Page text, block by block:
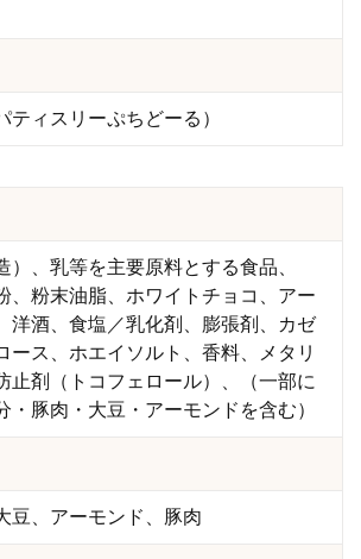
ティスリーぷちどーる）
）、乳等を主要原料とする食品、
、粉末油脂、ホワイトチョコ、アー
洋酒、食塩／乳化剤、膨張剤、カゼ
ース、ホエイソルト、香料、メタリ
止剤（トコフェロール）、（一部に
・豚肉・大豆・アーモンドを含む）
豆、アーモンド、豚肉